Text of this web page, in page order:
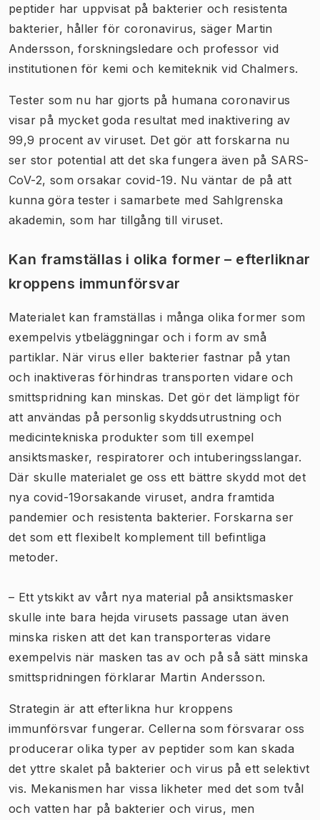
peptider har uppvisat på bakterier och resistenta
bakterier, håller för coronavirus, säger Martin
Andersson, forskningsledare och professor vid
institutionen för kemi och kemiteknik vid Chalmers.
Tester som nu har gjorts på humana coronavirus
visar på mycket goda resultat med inaktivering av
99,9 procent av viruset. Det gör att forskarna nu
ser stor potential att det ska fungera även på SARS-
CoV-2, som orsakar covid-19. Nu väntar de på att
kunna göra tester i samarbete med Sahlgrenska
akademin, som har tillgång till viruset.
Kan framställas i olika former – efterliknar
kroppens immunförsvar
Materialet kan framställas i många olika former som
exempelvis ytbeläggningar och i form av små
partiklar. När virus eller bakterier fastnar på ytan
och inaktiveras förhindras transporten vidare och
smittspridning kan minskas. Det gör det lämpligt för
att användas på personlig skyddsutrustning och
medicintekniska produkter som till exempel
ansiktsmasker, respiratorer och intuberingsslangar.
Där skulle materialet ge oss ett bättre skydd mot det
nya covid-19orsakande viruset, andra framtida
pandemier och resistenta bakterier. Forskarna ser
det som ett flexibelt komplement till befintliga
metoder.
– Ett ytskikt av vårt nya material på ansiktsmasker
skulle inte bara hejda virusets passage utan även
minska risken att det kan transporteras vidare
exempelvis när masken tas av och på så sätt minska
smittspridningen förklarar Martin Andersson.
Strategin är att efterlikna hur kroppens
immunförsvar fungerar. Cellerna som försvarar oss
producerar olika typer av peptider som kan skada
det yttre skalet på bakterier och virus på ett selektivt
vis. Mekanismen har vissa likheter med det som tvål
och vatten har på bakterier och virus, men